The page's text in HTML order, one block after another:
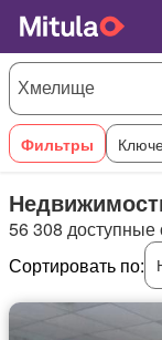
Фильтры
56 308 доступные
Сортировать по: